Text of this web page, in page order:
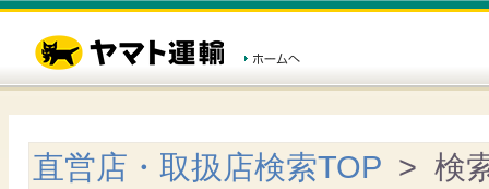
直営店・取扱店検索TOP > 検